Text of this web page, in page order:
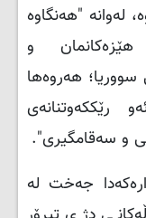
لەوانە "هەنگاوە
هێزەکانمان و
هەروەها
رێککەوتنانەی
و سەقامگیری".
جەخت لە